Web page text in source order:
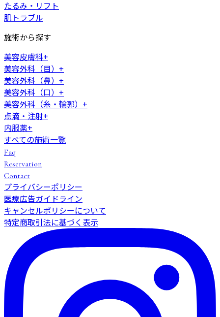
たるみ・リフト
肌トラブル
施術から探す
美容皮膚科+
美容外科（目） +
美容外科（鼻） +
美容外科（口） +
美容外科（糸・輪郭） +
点滴・注射+
内服薬+
すべての施術一覧
Faq
Reservation
Contact
プライバシーポリシー
医療広告ガイドライン
キャンセルポリシーについて
特定商取引法に基づく表示